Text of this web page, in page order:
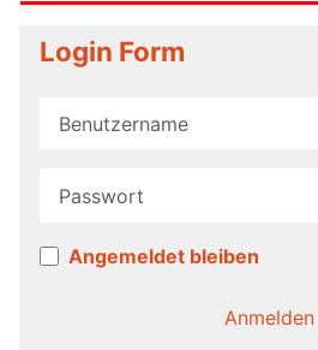
Login Form
Angemeldet bleiben
Anmelden